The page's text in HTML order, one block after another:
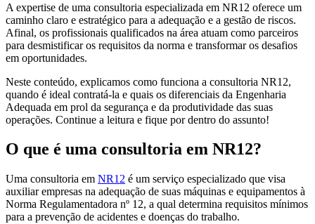
A expertise de uma consultoria especializada em NR12 oferece um
caminho claro e estratégico para a adequação e a gestão de riscos.
Afinal, os profissionais qualificados na área atuam como parceiros
para desmistificar os requisitos da norma e transformar os desafios
em oportunidades.
Neste conteúdo, explicamos como funciona a consultoria NR12,
quando é ideal contratá-la e quais os diferenciais da Engenharia
Adequada em prol da segurança e da produtividade das suas
operações. Continue a leitura e fique por dentro do assunto!
O que é uma consultoria em NR12?
Uma consultoria em NR12 é um serviço especializado que visa
auxiliar empresas na adequação de suas máquinas e equipamentos à
Norma Regulamentadora nº 12, a qual determina requisitos mínimos
para a prevenção de acidentes e doenças do trabalho.